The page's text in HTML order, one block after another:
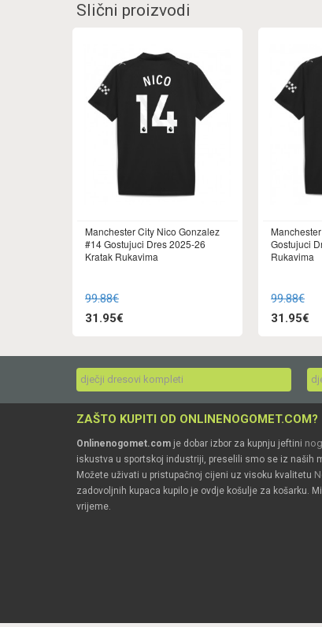
Slični proizvodi
Manchester City Nico Gonzalez
#14 Gostujuci Dres 2025-26
Kratak Rukavima
99.88€
31.95€
Gostujuci
Rukavima
99.88€
31.95€
dječji dresovi kompleti
ZAŠTO KUPITI OD ONLINENOGOMET.COM?
Onlinenogomet.com je dobar izbor za kupnju jeftini
iskustva u sportskoj industriji, preselili smo se iz naših
Možete uživati u pristupačnoj cijeni uz visoku kvalitetu
zadovoljnih kupaca kupilo je ovdje košulje za košarku.
vrijeme.